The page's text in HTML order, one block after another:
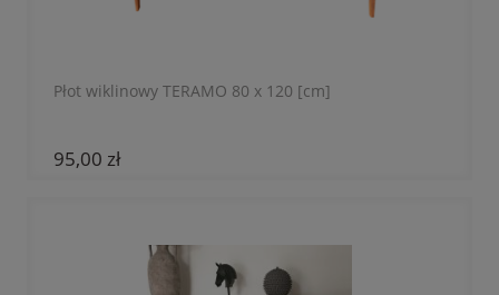
Płot wiklinowy TERAMO 80 x 120 [cm]
95,00 zł